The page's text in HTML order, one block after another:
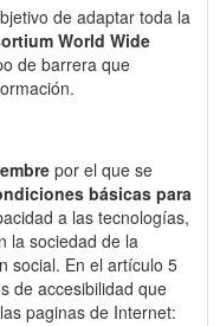
de adaptar toda la
World Wide
de barrera que
por el que se
básicas para
a las tecnologías,
la sociedad de la
social. En el artículo 5
de accesibilidad que
paginas de Internet: